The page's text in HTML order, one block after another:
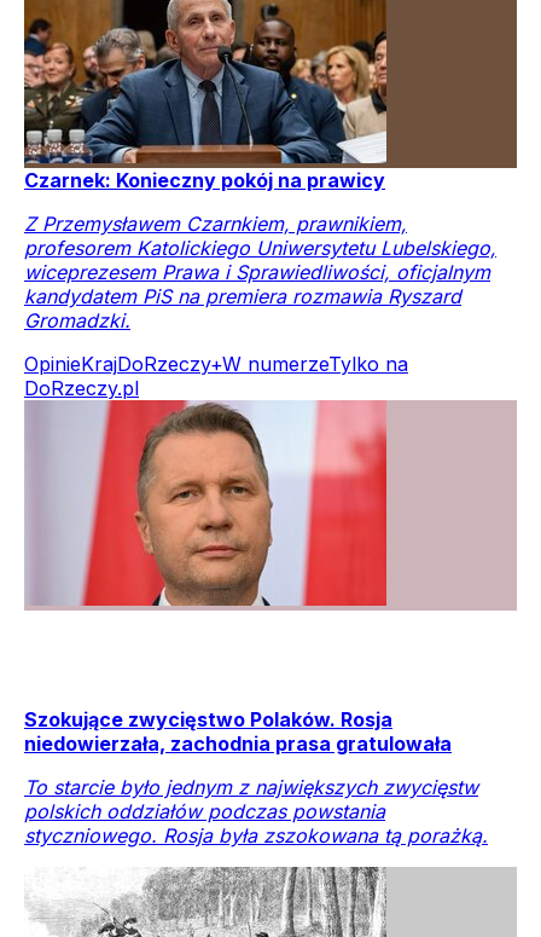
Czarnek: Konieczny pokój na prawicy
Z Przemysławem Czarnkiem, prawnikiem,
profesorem Katolickiego Uniwersytetu Lubelskiego,
wiceprezesem Prawa i Sprawiedliwości, oficjalnym
kandydatem PiS na premiera rozmawia Ryszard
Gromadzki.
OpinieKrajDoRzeczy+W numerzeTylko na
DoRzeczy.pl
Szokujące zwycięstwo Polaków. Rosja
niedowierzała, zachodnia prasa gratulowała
To starcie było jednym z największych zwycięstw
polskich oddziałów podczas powstania
styczniowego. Rosja była zszokowana tą porażką.